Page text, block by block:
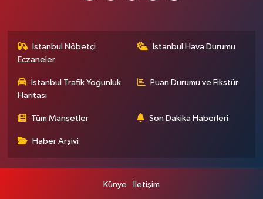
İstanbul Nöbetçi
Eczaneler
İstanbul Hava Durumu
İstanbul Trafik Yoğunluk
Haritası
Puan Durumu ve Fikstür
Tüm Manşetler Son Dakika Haberleri
Haber Arşivi
Künye İletişim